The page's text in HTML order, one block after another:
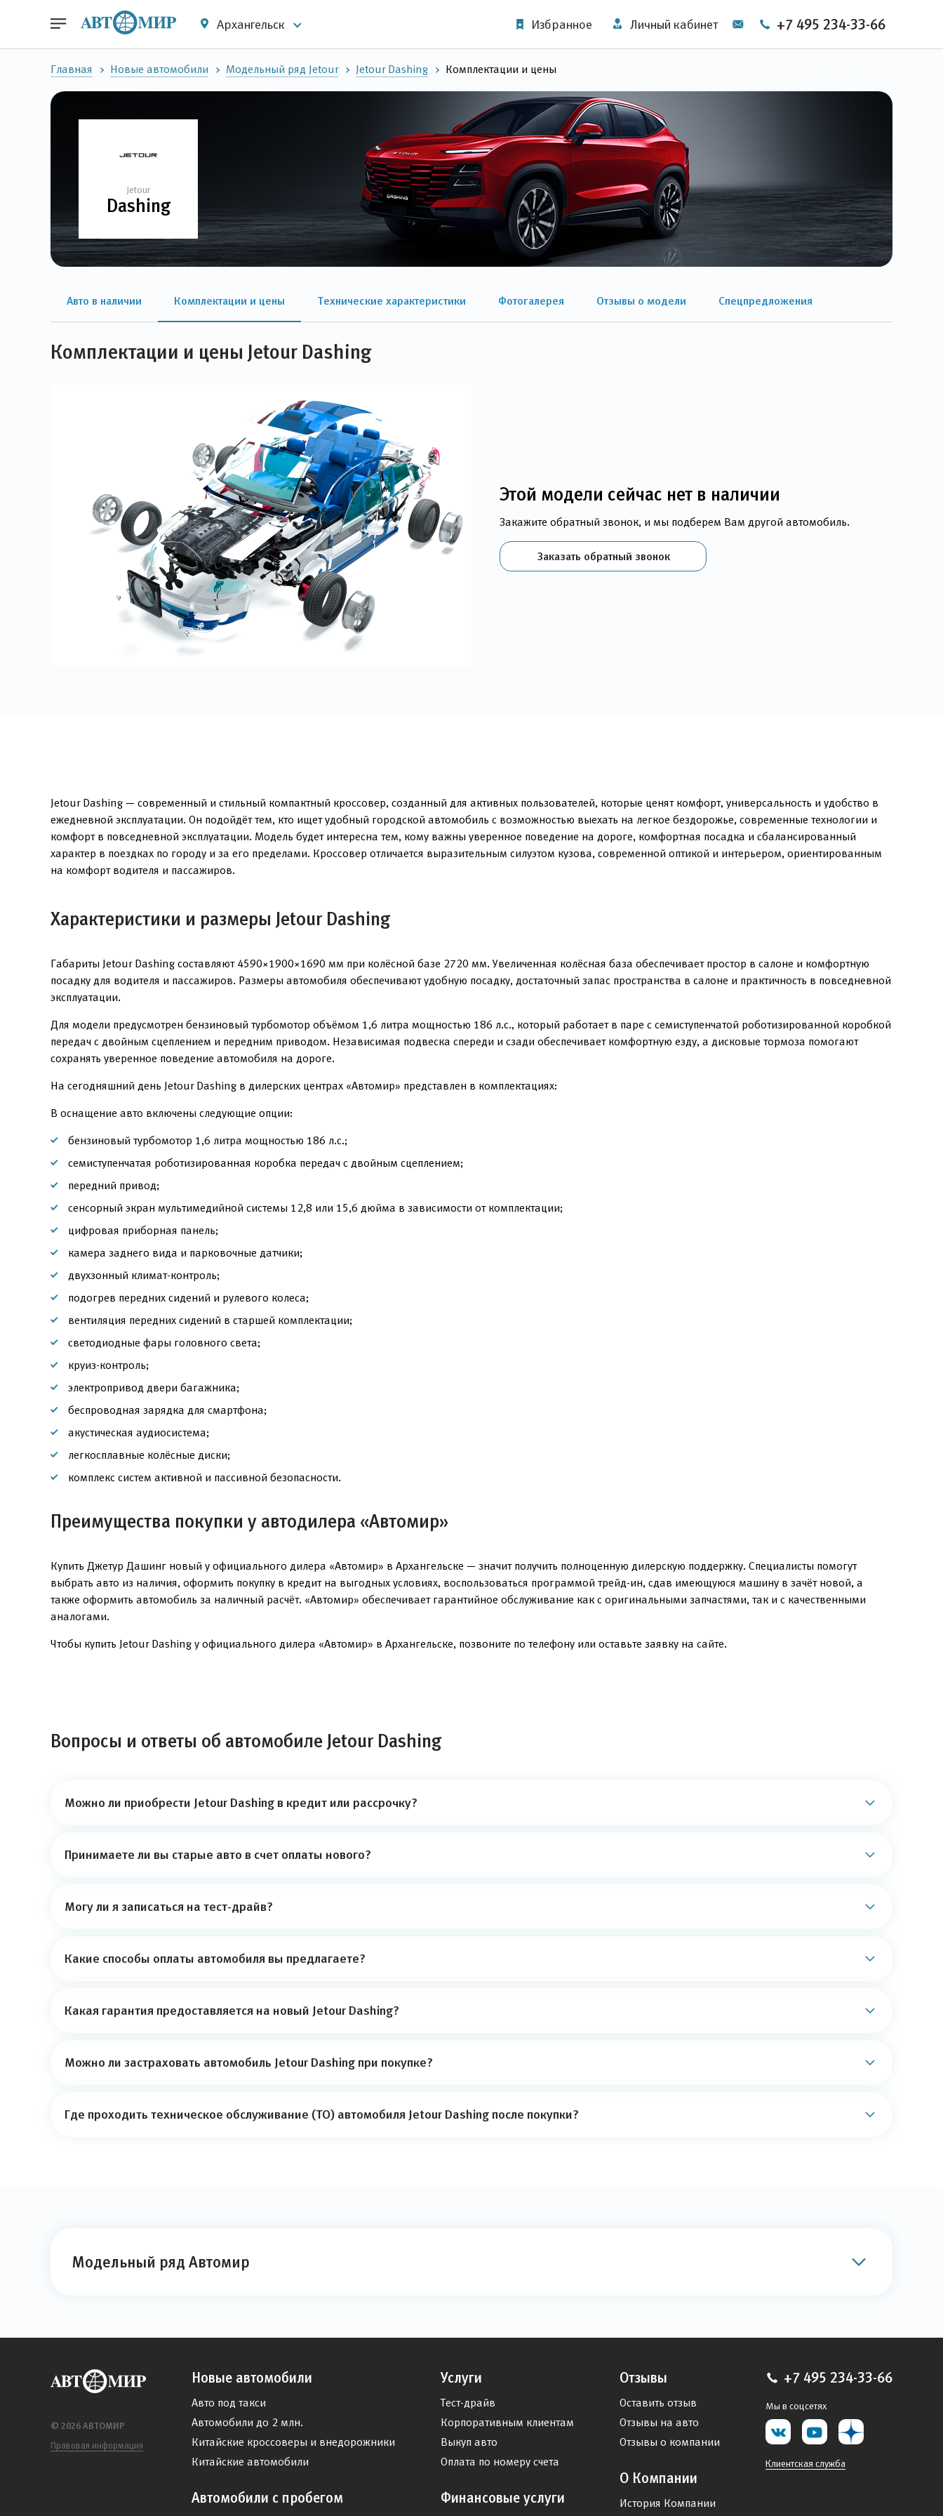
Архангельск Избранное Личный кабинет +7 495 234-33-66
Главная Новые автомобили Модельный ряд Jetour Jetour Dashing Комплектации и цены
Jetour
Dashing
Авто в наличии Комплектации и цены Технические характеристики Фотогалерея Отзывы о модели Спецпредложения
Комплектации и цены Jetour Dashing
Этой модели сейчас нет в наличии
Закажите обратный звонок, и мы подберем Вам другой автомобиль.
Заказать обратный звонок
Jetour Dashing — современный и стильный компактный кроссовер, созданный для активных пользователей, которые ценят комфорт, универсальность и удобство в
ежедневной эксплуатации. Он подойдёт тем, кто ищет удобный городской автомобиль с возможностью выехать на легкое бездорожье, современные технологии и
комфорт в повседневной эксплуатации. Модель будет интересна тем, кому важны уверенное поведение на дороге, комфортная посадка и сбалансированный
характер в поездках по городу и за его пределами. Кроссовер отличается выразительным силуэтом кузова, современной оптикой и интерьером, ориентированным
на комфорт водителя и пассажиров.
Характеристики и размеры Jetour Dashing
Габариты Jetour Dashing составляют 4590×1900×1690 мм при колёсной базе 2720 мм. Увеличенная колёсная база обеспечивает простор в салоне и комфортную
посадку для водителя и пассажиров. Размеры автомобиля обеспечивают удобную посадку, достаточный запас пространства в салоне и практичность в повседневной
эксплуатации.
Для модели предусмотрен бензиновый турбомотор объёмом 1,6 литра мощностью 186 л.с., который работает в паре с семиступенчатой роботизированной коробкой
передач с двойным сцеплением и передним приводом. Независимая подвеска спереди и сзади обеспечивает комфортную езду, а дисковые тормоза помогают
сохранять уверенное поведение автомобиля на дороге.
На сегодняшний день Jetour Dashing в дилерских центрах «Автомир» представлен в комплектациях:
В оснащение авто включены следующие опции:
бензиновый турбомотор 1,6 литра мощностью 186 л.с.;
семиступенчатая роботизированная коробка передач с двойным сцеплением;
передний привод;
сенсорный экран мультимедийной системы 12,8 или 15,6 дюйма в зависимости от комплектации;
цифровая приборная панель;
камера заднего вида и парковочные датчики;
двухзонный климат-контроль;
подогрев передних сидений и рулевого колеса;
вентиляция передних сидений в старшей комплектации;
светодиодные фары головного света;
круиз-контроль;
электропривод двери багажника;
беспроводная зарядка для смартфона;
акустическая аудиосистема;
легкосплавные колёсные диски;
комплекс систем активной и пассивной безопасности.
Преимущества покупки у автодилера «Автомир»
Купить Джетур Дашинг новый у официального дилера «Автомир» в Архангельске — значит получить полноценную дилерскую поддержку. Специалисты помогут
выбрать авто из наличия, оформить покупку в кредит на выгодных условиях, воспользоваться программой трейд-ин, сдав имеющуюся машину в зачёт новой, а
также оформить автомобиль за наличный расчёт. «Автомир» обеспечивает гарантийное обслуживание как с оригинальными запчастями, так и с качественными
аналогами.
Чтобы купить Jetour Dashing у официального дилера «Автомир» в Архангельске, позвоните по телефону или оставьте заявку на сайте.
Вопросы и ответы об автомобиле Jetour Dashing
Можно ли приобрести Jetour Dashing в кредит или рассрочку?
Принимаете ли вы старые авто в счет оплаты нового?
Могу ли я записаться на тест-драйв?
Какие способы оплаты автомобиля вы предлагаете?
Какая гарантия предоставляется на новый Jetour Dashing?
Можно ли застраховать автомобиль Jetour Dashing при покупке?
Где проходить техническое обслуживание (ТО) автомобиля Jetour Dashing после покупки?
Модельный ряд Автомир
© 2026 АВТОМИР
Правовая информация
Новые автомобили
Авто под такси
Автомобили до 2 млн.
Китайские кроссоверы и внедорожники
Китайские автомобили
Автомобили с пробегом
Услуги
Тест-драйв
Корпоративным клиентам
Выкуп авто
Оплата по номеру счета
Финансовые услуги
Отзывы
Оставить отзыв
Отзывы на авто
Отзывы о компании
О Компании
История Компании
+7 495 234-33-66
Мы в соцсетях
Клиентская служба